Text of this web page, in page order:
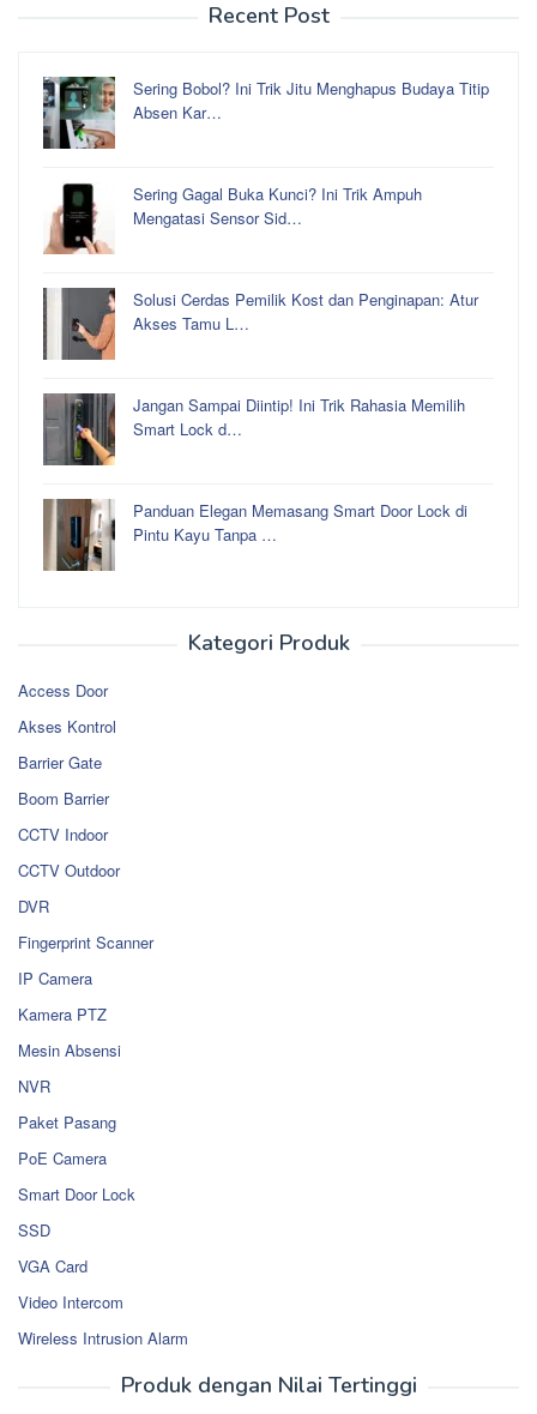
Recent Post
Sering Bobol? Ini Trik Jitu Menghapus Budaya Titip
Absen Kar…
Sering Gagal Buka Kunci? Ini Trik Ampuh
Mengatasi Sensor Sid…
Solusi Cerdas Pemilik Kost dan Penginapan: Atur
Akses Tamu L…
Jangan Sampai Diintip! Ini Trik Rahasia Memilih
Smart Lock d…
Panduan Elegan Memasang Smart Door Lock di
Pintu Kayu Tanpa …
Kategori Produk
Access Door
Akses Kontrol
Barrier Gate
Boom Barrier
CCTV Indoor
CCTV Outdoor
DVR
Fingerprint Scanner
IP Camera
Kamera PTZ
Mesin Absensi
NVR
Paket Pasang
PoE Camera
Smart Door Lock
SSD
VGA Card
Video Intercom
Wireless Intrusion Alarm
Produk dengan Nilai Tertinggi